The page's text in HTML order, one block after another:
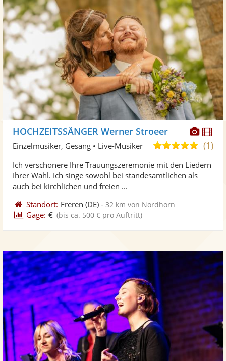
Fotos
HOCHZEITSSÄNGER Werner Stroeer
5,0
5
(1)
Einzelmusiker, Gesang • Live-Musiker
Ich verschönere Ihre Trauungszeremonie mit den Liedern
Ihrer Wahl. Ich singe sowohl bei standesamtlichen als
auch bei kirchlichen und freien ...
Standort: Freren (DE) -32 km von Nordhorn
Gage: € (bis ca. 500 € pro Auftritt)